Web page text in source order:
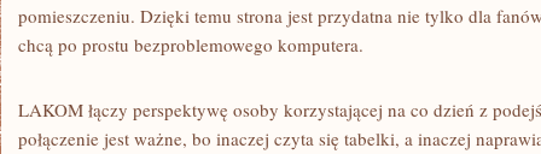
pomieszczeniu. Dzięki temu strona jest przydatna nie tylko dla
chcą po prostu bezproblemowego komputera.
LAKOM łączy perspektywę osoby korzystającej na co dzień z
połączenie jest ważne, bo inaczej czyta się tabelki, a inaczej